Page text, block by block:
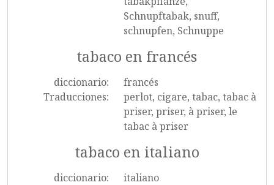
Schnupftabak, snuff,
schnupfen, Schnuppe
tabaco en francés
diccionario:
francés
Traducciones:
perlot, cigare, tabac, tabac à
priser, priser, à priser, le
tabac à priser
tabaco en italiano
diccionario:
italiano